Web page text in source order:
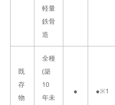
軽量
鉄骨
造
既
存
物
全種
(築
10
年未
● ●※1